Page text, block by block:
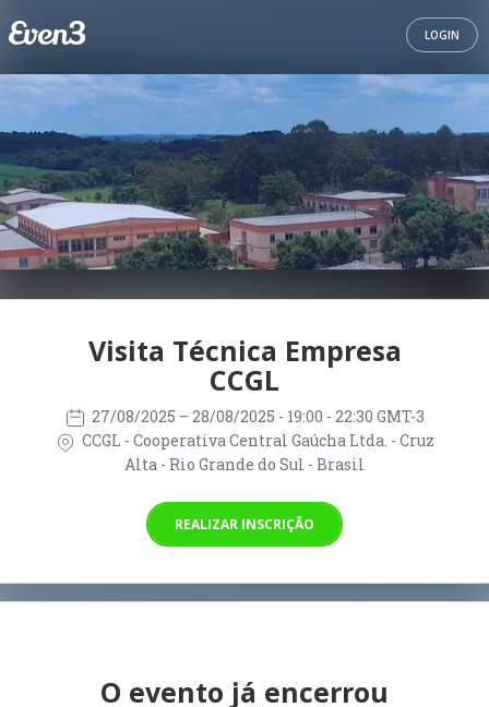
LOGIN
Visita Técnica Empresa
CCGL
27/08/2025 – 28/08/2025 - 19:00 - 22:30 GMT-3
CCGL - Cooperativa Central Gaúcha Ltda. - Cruz
Alta - Rio Grande do Sul - Brasil
REALIZAR INSCRIÇÃO
O evento já encerrou